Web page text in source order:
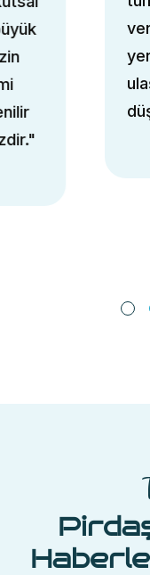
veriyoruz.
yerine
ulaşıma
düşünüyoruz."